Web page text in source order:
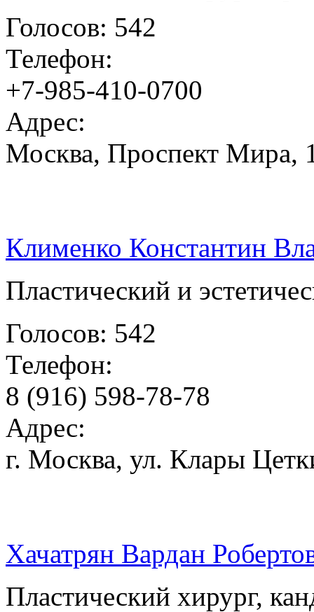
Голосов: 542
Телефон:
+7-985-410-0700
Адрес:
Москва, Проспект Мира,
Клименко Константин
Пластический и
Голосов: 542
Телефон:
8 (916) 598-78-78
Адрес:
г. Москва, ул. Клары
Хачатрян Вардан
Пластический хирург,